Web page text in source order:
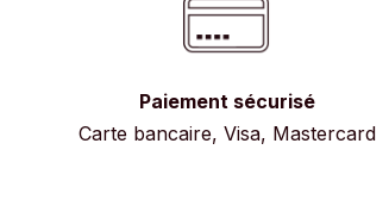
Paiement sécurisé
Carte bancaire, Visa, Mastercard